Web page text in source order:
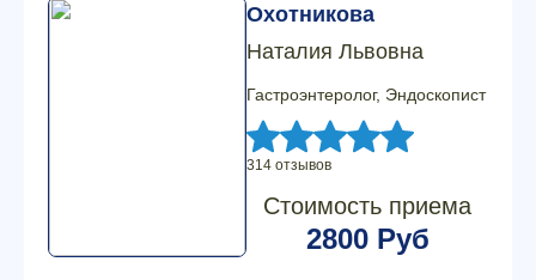
Охотникова
Наталия Львовна
Гастроэнтеролог, Эндоскопист
314 отзывов
Стоимость приема
2800 Руб